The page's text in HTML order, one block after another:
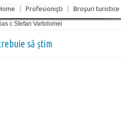
Profesionişti Broşuri turistice
să știm